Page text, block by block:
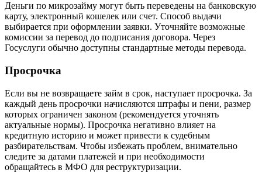
Деньги по микрозайму могут быть переведены на банковскую
карту, электронный кошелек или счет. Способ выдачи
выбирается при оформлении заявки. Уточняйте возможные
комиссии за перевод до подписания договора. Через
Госуслуги обычно доступны стандартные методы перевода.
Просрочка
Если вы не возвращаете займ в срок, наступает просрочка. За
каждый день просрочки начисляются штрафы и пени, размер
которых ограничен законом (рекомендуется уточнять
актуальные нормы). Просрочка негативно влияет на
кредитную историю и может привести к судебным
разбирательствам. Чтобы избежать проблем, внимательно
следите за датами платежей и при необходимости
обращайтесь в МФО для реструктуризации.